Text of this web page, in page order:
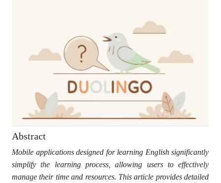
Abstract
Mobile applications designed for learning English significantly
simplify the learning process, allowing users to effectively
manage their time and resources. This article provides detailed